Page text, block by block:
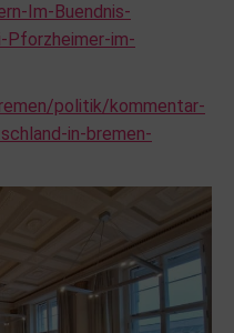
Im-Buendnis-
Pforzheimer-im-
politik/kommentar-
in-bremen-